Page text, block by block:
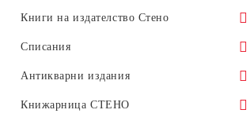
Книги на издателство Стено
Морски
Технически
Медицински
Списания
Здравна икономика
Оториноларингология
Антикварни издания
Научна литература
Книжарница СТЕНО